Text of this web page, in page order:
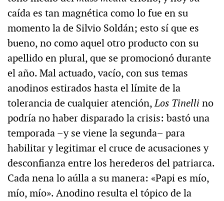
caída es tan magnética como lo fue en su
momento la de Silvio Soldán; esto sí que es
bueno, no como aquel otro producto con su
apellido en plural, que se promocionó durante
el año. Mal actuado, vacío, con sus temas
anodinos estirados hasta el límite de la
tolerancia de cualquier atención,Los Tinellino
podría no haber disparado la crisis: bastó una
temporada –y se viene la segunda– para
habilitar y legitimar el cruce de acusaciones y
desconfianza entre los herederos del patriarca.
Cada nena lo aúlla a su manera: «Papi es mío,
mío, mío». Anodino resulta el tópico de la